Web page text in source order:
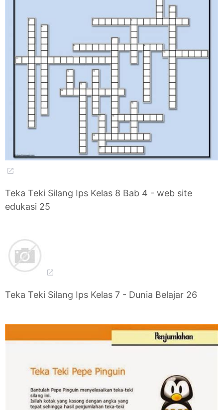
Teka Teki Silang Ips Kelas 8 Bab 4 - web site
edukasi 25
Teka Teki Silang Ips Kelas 7 - Dunia Belajar 26